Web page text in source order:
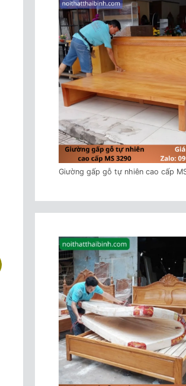
Giường gấp gỗ tự nhiên cao cấp